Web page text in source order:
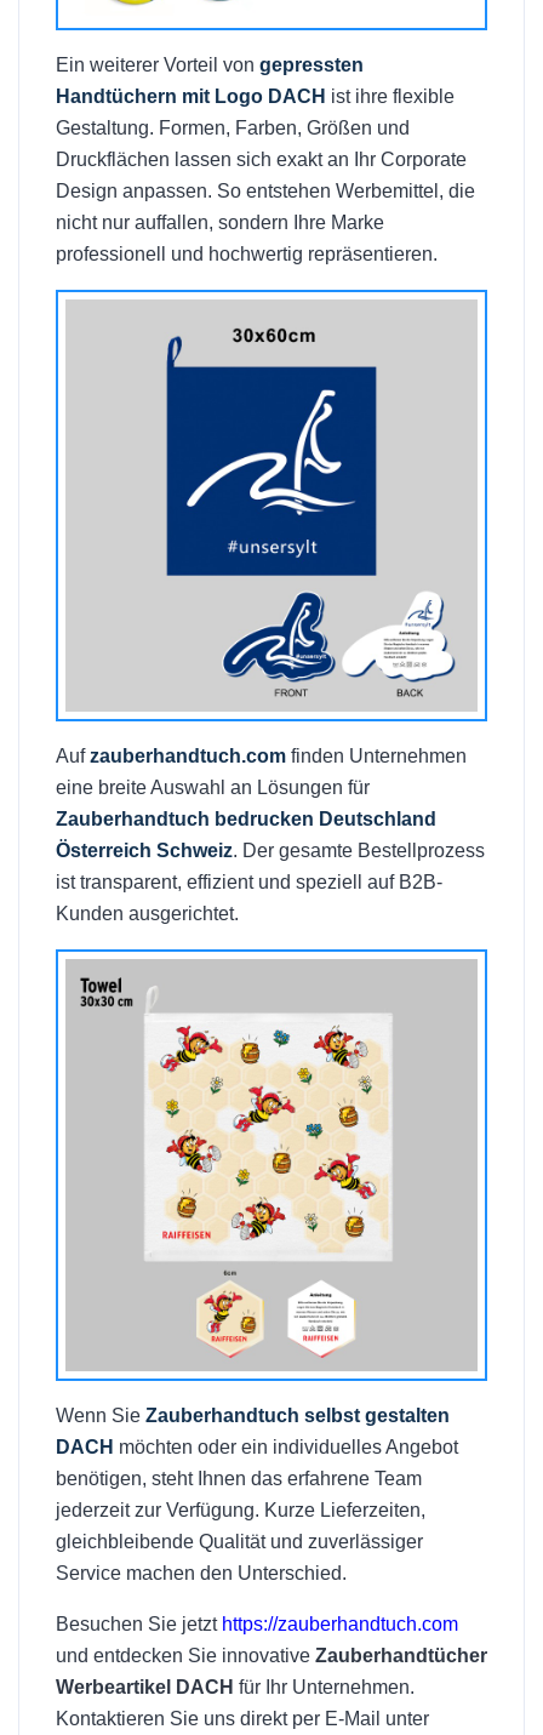
Ein weiterer Vorteil von gepressten
Handtüchern mit Logo DACH ist ihre flexible
Gestaltung. Formen, Farben, Größen und
Druckflächen lassen sich exakt an Ihr Corporate
Design anpassen. So entstehen Werbemittel, die
nicht nur auffallen, sondern Ihre Marke
professionell und hochwertig repräsentieren.
Aufzauberhandtuch.com finden Unternehmen
eine breite Auswahl an Lösungen für
Zauberhandtuch bedrucken Deutschland
Österreich Schweiz. Der gesamte Bestellprozess
ist transparent, effizient und speziell auf B2B-
Kunden ausgerichtet.
Wenn Sie Zauberhandtuch selbst gestalten
DACH möchten oder ein individuelles Angebot
benötigen, steht Ihnen das erfahrene Team
jederzeit zur Verfügung. Kurze Lieferzeiten,
gleichbleibende Qualität und zuverlässiger
Service machen den Unterschied.
Besuchen Sie jetzt https://zauberhandtuch.com
und entdecken Sie innovative Zauberhandtücher
Werbeartikel DACH für Ihr Unternehmen.
Kontaktieren Sie uns direkt per E-Mail unter